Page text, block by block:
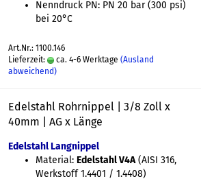
Nenndruck PN: PN 20 bar (300 psi)
bei 20°C
Art.Nr.: 1100.146
Lieferzeit:
ca. 4-6 Werktage (Ausland
abweichend)
Edelstahl Rohrnippel | 3/8 Zoll x
40mm | AG x Länge
Edelstahl Langnippel
Material:Edelstahl V4A(AISI 316,
Werkstoff 1.4401 / 1.4408)